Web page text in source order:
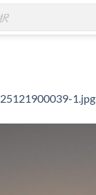
25121900039-1.jpg